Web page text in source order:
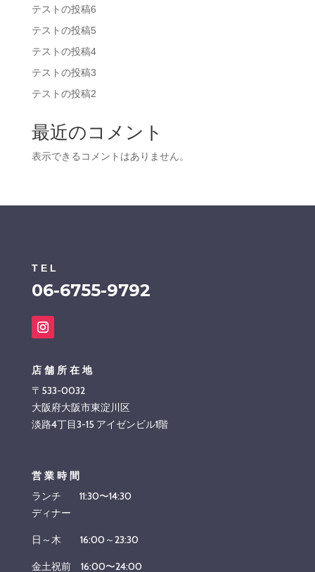
テストの投稿6
テストの投稿5
テストの投稿4
テストの投稿3
テストの投稿2
最近のコメント
表示できるコメントはありません。
TEL
06-6755-9792
店舗所在地
〒533-0032
大阪府大阪市東淀川区
淡路4丁目3-15 アイゼンビル1階
営業時間
ランチ 11:30〜14:30
ディナー
日～木 16:00～23:30
金土祝前 16:00〜24:00